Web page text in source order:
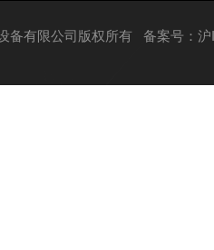
备有限公司版权所有 备案号：